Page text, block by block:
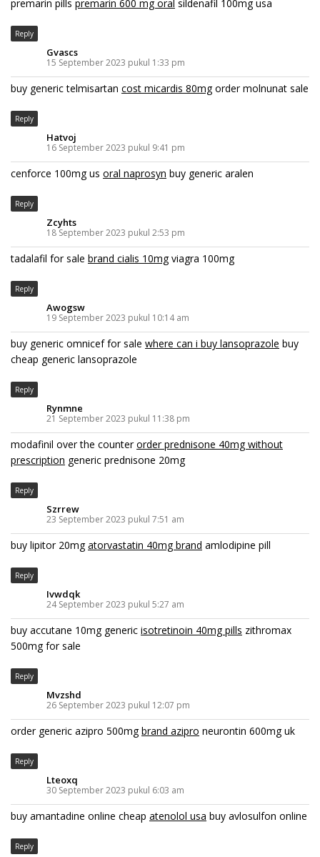
premarin pills premarin 600 mg oral sildenafil 100mg usa
Reply
Gvascs
15 September 2023 pukul 1:33 pm
buy generic telmisartan cost micardis 80mgorder molnunat sale
Reply
Hatvoj
16 September 2023 pukul 9:41 pm
cenforce 100mg us oral naprosyn buy generic aralen
Reply
Zcyhts
18 September 2023 pukul 2:53 pm
tadalafil for sale brand cialis 10mgviagra 100mg
Reply
Awogsw
19 September 2023 pukul 10:14 am
buy generic omnicef for sale where can i buy lansoprazole buy
cheap generic lansoprazole
Reply
Rynmne
21 September 2023 pukul 11:38 pm
modafinil over the counterorder prednisone 40mg without
prescription generic prednisone 20mg
Reply
Szrrew
23 September 2023 pukul 7:51 am
buy lipitor 20mgatorvastatin 40mg brand amlodipine pill
Reply
Ivwdqk
24 September 2023 pukul 5:27 am
buy accutane 10mg generic isotretinoin 40mg pills zithromax
500mg for sale
Reply
Mvzshd
26 September 2023 pukul 12:07 pm
order generic azipro 500mgbrand azipro neurontin 600mg uk
Reply
Lteoxq
30 September 2023 pukul 6:03 am
buy amantadine online cheap atenolol usa buy avlosulfon online
Reply